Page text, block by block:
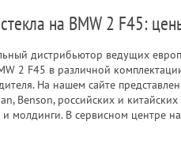
на BMW 2 F45:
дистрибьютор ведущих
2 F45 в различной
На нашем сайте
Benson, российских и
и молдинги. В сервисном центре